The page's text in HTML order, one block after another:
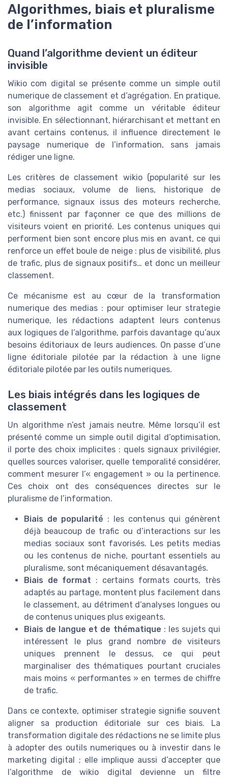
Algorithmes, biais et pluralisme
de l’information
Quand l’algorithme devient un éditeur
invisible
Wikio com digital se présente comme un simple outil
numerique de classement et d’agrégation. En pratique,
son algorithme agit comme un véritable éditeur
invisible. En sélectionnant, hiérarchisant et mettant en
avant certains contenus, il influence directement le
paysage numerique de l’information, sans jamais
rédiger une ligne.
Les critères de classement wikio (popularité sur les
medias sociaux, volume de liens, historique de
performance, signaux issus des moteurs recherche,
etc.) finissent par façonner ce que des millions de
visiteurs voient en priorité. Les contenus uniques qui
performent bien sont encore plus mis en avant, ce qui
renforce un effet boule de neige : plus de visibilité, plus
de trafic, plus de signaux positifs… et donc un meilleur
classement.
Ce mécanisme est au cœur de la transformation
numerique des medias : pour optimiser leur strategie
numerique, les rédactions adaptent leurs contenus
aux logiques de l’algorithme, parfois davantage qu’aux
besoins éditoriaux de leurs audiences. On passe d’une
ligne éditoriale pilotée par la rédaction à une ligne
éditoriale pilotée par les outils numeriques.
Les biais intégrés dans les logiques de
classement
Un algorithme n’est jamais neutre. Même lorsqu’il est
présenté comme un simple outil digital d’optimisation,
il porte des choix implicites : quels signaux privilégier,
quelles sources valoriser, quelle temporalité considérer,
comment mesurer l’« engagement » ou la pertinence.
Ces choix ont des conséquences directes sur le
pluralisme de l’information.
Biais de popularité : les contenus qui génèrent
déjà beaucoup de trafic ou d’interactions sur les
medias sociaux sont favorisés. Les petits medias
ou les contenus de niche, pourtant essentiels au
pluralisme, sont mécaniquement désavantagés.
Biais de format : certains formats courts, très
adaptés au partage, montent plus facilement dans
le classement, au détriment d’analyses longues ou
de contenus uniques plus exigeants.
Biais de langue et de thématique : les sujets qui
intéressent le plus grand nombre de visiteurs
uniques prennent le dessus, ce qui peut
marginaliser des thématiques pourtant cruciales
mais moins « performantes » en termes de chiffre
de trafic.
Dans ce contexte, optimiser strategie signifie souvent
aligner sa production éditoriale sur ces biais. La
transformation digitale des rédactions ne se limite plus
à adopter des outils numeriques ou à investir dans le
marketing digital ; elle implique aussi d’accepter que
l’algorithme de wikio digital devienne un filtre